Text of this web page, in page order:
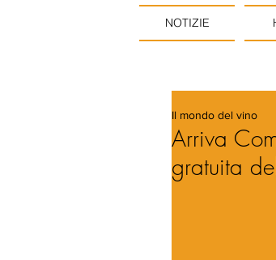
NOTIZIE
Arriva
gratuita
Il mondo del vino